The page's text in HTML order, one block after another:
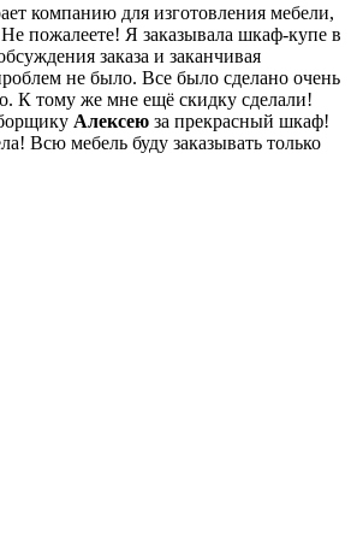
компанию для изготовления мебели,
пожалеете! Я заказывала шкаф-купе в
заказа и заканчивая
не было. Все было сделано очень
К тому же мне ещё скидку сделали!
Алексею за прекрасный шкаф!
Всю мебель буду заказывать только